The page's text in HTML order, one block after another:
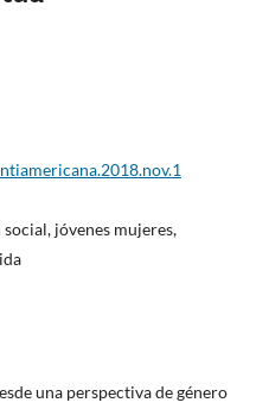
jóvenes mujeres,
una perspectiva de género